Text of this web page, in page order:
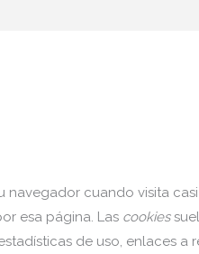
cuando visita
esa página. Las cookies
de uso, enlaces a